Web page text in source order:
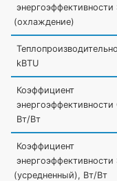
энергоэффективности
(охлаждение)
kBTU
Коэффициент
энергоэффективности
Вт/Вт
Коэффициент
энергоэффективности
(усредненный), Вт/Вт